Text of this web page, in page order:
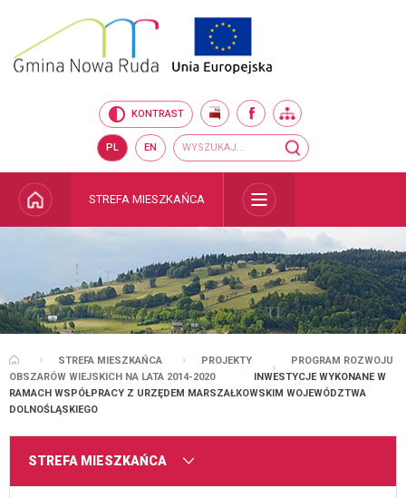
Przejdź do głównego
menu
Przejdź do treści
Przejdź do wyszukiwarki
Przejdź do mapy serwisu
KONTRAST BIP FACEBOOK
PL EN Wyszukiwarka
wyszukaj...
STRONA GŁÓWNA
STREFA MIESZKAŃCA
STRONA GŁÓWNA
STREFA MIESZKAŃCA PROJEKTY
PROGRAM ROZWOJU
OBSZARÓW WIEJSKICH NA LATA 2014-2020
INWESTYCJE WYKONANE W
RAMACH WSPÓŁPRACY Z URZĘDEM MARSZAŁKOWSKIM WOJEWÓDZTWA
DOLNOŚLĄSKIEGO
MENU
STREFA MIESZKAŃCA